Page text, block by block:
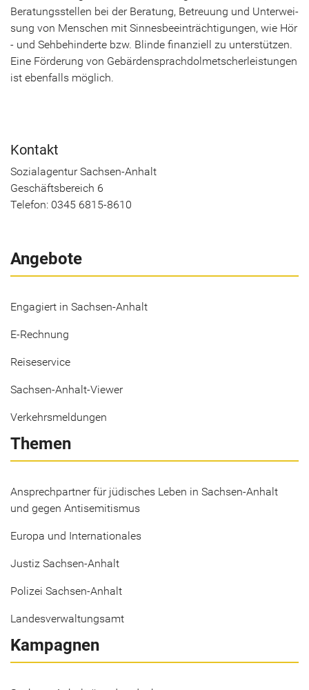
Be­ra­tungs­stel­len bei der Be­ra­tung, Be­treu­ung und Un­ter­wei­
sung von Men­schen mit Sin­nes­be­ein­träch­ti­gun­gen, wie Hör
- und Seh­be­hin­der­te bzw. Blin­de fi­nan­zi­ell zu un­ter­stüt­zen.
Eine För­de­rung von Ge­bär­den­sprach­dol­met­scher­leis­tun­gen
ist eben­falls mög­lich.
Kon­takt
So­zi­al­agen­tur Sachsen-​Anhalt
Ge­schäfts­be­reich 6
Te­le­fon: 0345 6815-8610
Angebote
Engagiert in Sachsen-Anhalt
E-Rechnung
Reiseservice
Sachsen-Anhalt-Viewer
Verkehrsmeldungen
Themen
Ansprechpartner für jüdisches Leben in Sachsen-Anhalt
und gegen Antisemitismus
Europa und Internationales
Justiz Sachsen-Anhalt
Polizei Sachsen-Anhalt
Landesverwaltungsamt
Kampagnen